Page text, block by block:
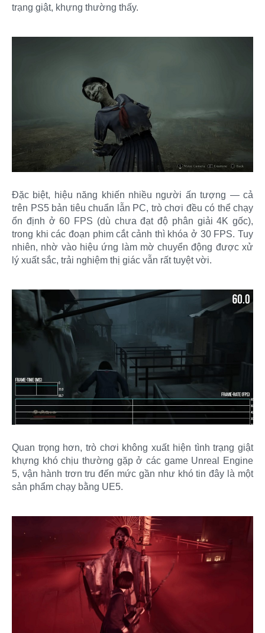
trạng giật, khựng thường thấy.
Đặc biệt, hiệu năng khiến nhiều người ấn tượng — cả
trên PS5 bản tiêu chuẩn lẫn PC, trò chơi đều có thể chạy
ổn định ở 60 FPS (dù chưa đạt độ phân giải 4K gốc),
trong khi các đoạn phim cắt cảnh thì khóa ở 30 FPS. Tuy
nhiên, nhờ vào hiệu ứng làm mờ chuyển động được xử
lý xuất sắc, trải nghiệm thị giác vẫn rất tuyệt vời.
Quan trọng hơn, trò chơi không xuất hiện tình trạng giật
khựng khó chịu thường gặp ở các game Unreal Engine
5, vận hành trơn tru đến mức gần như khó tin đây là một
sản phẩm chạy bằng UE5.